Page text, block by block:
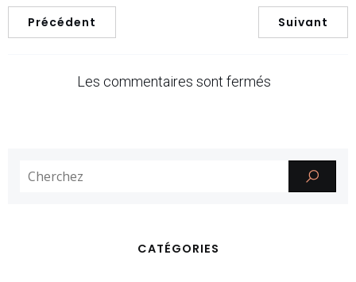
Précédent Suivant
Les commentaires sont fermés
CATÉGORIES